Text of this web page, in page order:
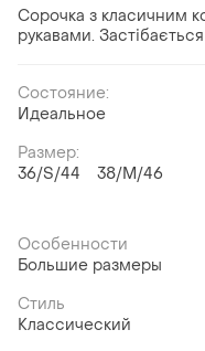
Сорочка з класичним
рукавами.
Состояние:
Идеальное
Размер:
36/S/44
38/M/46
Особенности
Большие размеры
Стиль
Классический